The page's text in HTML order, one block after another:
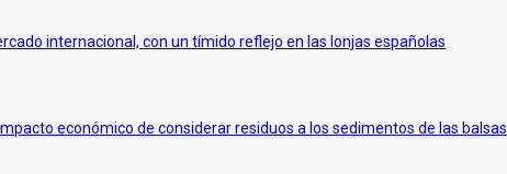
internacional, con un tímido reflejo en las lonjas españolas
económico de considerar residuos a los sedimentos de las balsas